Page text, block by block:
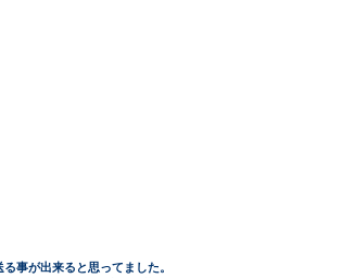
事が出来ると思ってました。